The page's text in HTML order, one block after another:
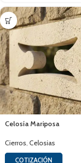
Celosía Mariposa
Cierros, Celosias
COTIZACIÓN